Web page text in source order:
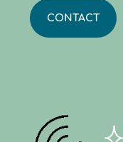
CONTACT